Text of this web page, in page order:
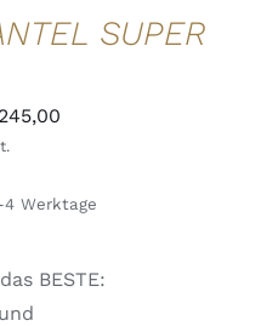
SUPER
Preisspanne:
€ 245,00
Werktage
BESTE: